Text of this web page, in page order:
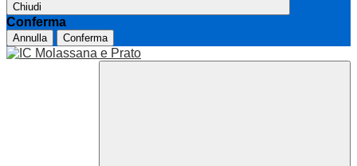
Chiudi
Conferma
Annulla Conferma